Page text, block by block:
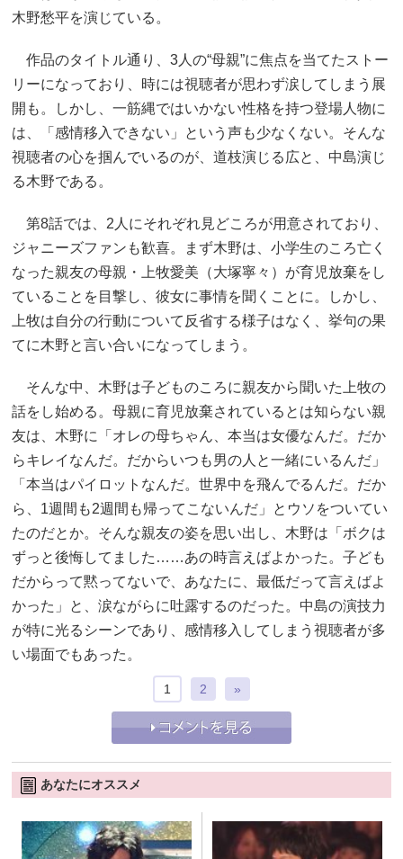
木野愁平を演じている。
作品のタイトル通り、3人の“母親”に焦点を当てたストー
リーになっており、時には視聴者が思わず涙してしまう展
開も。しかし、一筋縄ではいかない性格を持つ登場人物に
は、「感情移入できない」という声も少なくない。そんな
視聴者の心を掴んでいるのが、道枝演じる広と、中島演じ
る木野である。
第8話では、2人にそれぞれ見どころが用意されており、
ジャニーズファンも歓喜。まず木野は、小学生のころ亡く
なった親友の母親・上牧愛美（大塚寧々）が育児放棄をし
ていることを目撃し、彼女に事情を聞くことに。しかし、
上牧は自分の行動について反省する様子はなく、挙句の果
てに木野と言い合いになってしまう。
そんな中、木野は子どものころに親友から聞いた上牧の
話をし始める。母親に育児放棄されているとは知らない親
友は、木野に「オレの母ちゃん、本当は女優なんだ。だか
らキレイなんだ。だからいつも男の人と一緒にいるんだ」
「本当はパイロットなんだ。世界中を飛んでるんだ。だか
ら、1週間も2週間も帰ってこないんだ」とウソをついてい
たのだとか。そんな親友の姿を思い出し、木野は「ボクは
ずっと後悔してました……あの時言えばよかった。子ども
だからって黙ってないで、あなたに、最低だって言えばよ
かった」と、涙ながらに吐露するのだった。中島の演技力
が特に光るシーンであり、感情移入してしまう視聴者が多
い場面でもあった。
1 2 »
あなたにオススメ